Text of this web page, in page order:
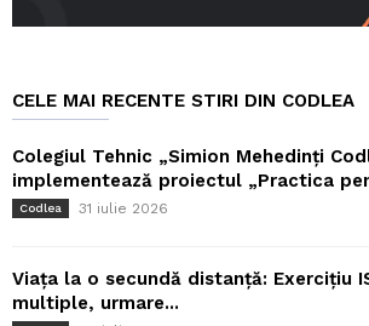
CELE MAI RECENTE STIRI DIN CODLEA
Colegiul Tehnic „Simion Mehedinți
implementează proiectul „Practica
Codlea 31 iulie 2026
Viața la o secundă distanță: Exercițiu
multiple, urmare...